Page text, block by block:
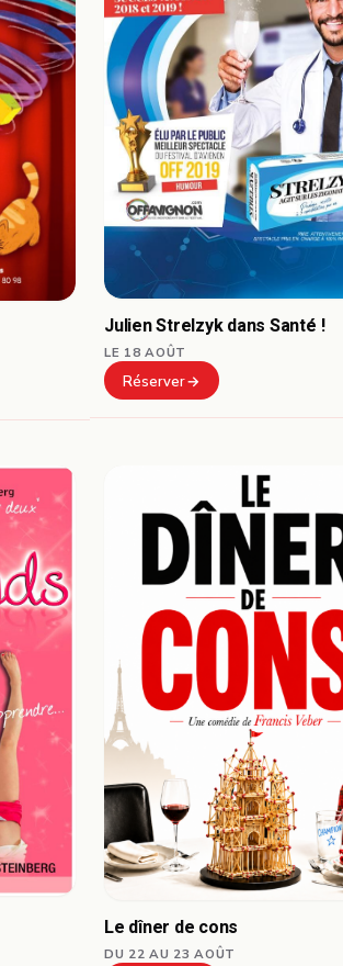
Julien Strelzyk dans Santé !
LE 18 AOÛT
Réserver
Le dîner de cons
DU 22 AU 23 AOÛT